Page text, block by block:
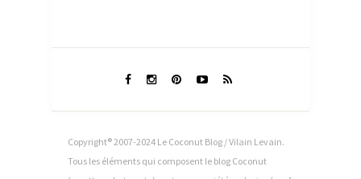
Copyright® 2007-2024 Le Coconut Blog / Vilain Levain.
Tous les éléments qui composent le blog Coconut